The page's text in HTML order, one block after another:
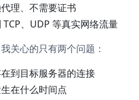
理、不需要证书
TCP、UDP 等真实网络流量
关心的只有两个问题：
到目标服务器的连接
在什么时间点